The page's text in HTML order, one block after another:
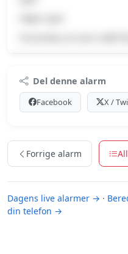
Log ind med Premium
Se
Del denne alarm
Facebook X /
Forrige alarm
Dagens live alarmer → ·
din telefon →